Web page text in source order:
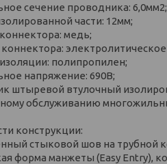
сечение проводника: 6,0мм2;
части: 12мм;
медь;
полипропилен;
напряжение: 690В;
штыревой втулочный
обслуживанию
конструкции:
стыковой шов на трубной
форма манжеты (Easy Entry),